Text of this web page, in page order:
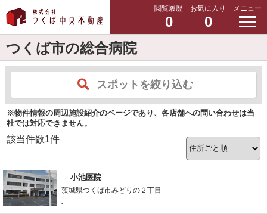
閲覧履歴
0
お気に入り
0
メニュー
つくば市の総合病院
スポットを絞り込む
※物件情報の周辺施設紹介のページであり、各店舗への問い合わせは当
社では対応できません。
該当件数1件
小池医院
茨城県つくば市みどりの２丁目
-